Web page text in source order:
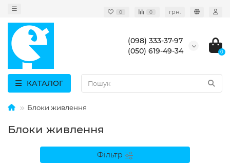
0 0 грн.
(098) 333-37-97
(050) 619-49-34
0
КАТАЛОГ
Блоки живлення
Блоки живлення
Фільтр